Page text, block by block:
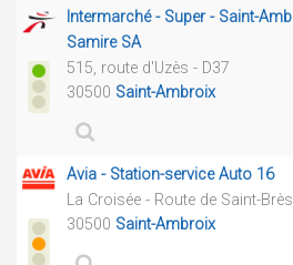
Intermarché - Super - Saint-
Samire SA
515, route d'Uzès - D37
30500 Saint-Ambroix
Avia - Station-service Auto 16
La Croisée - Route de Saint-
30500 Saint-Ambroix